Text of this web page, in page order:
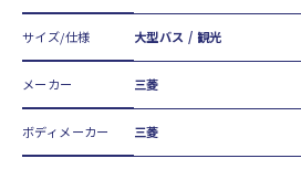
サイズ/仕様 大型バス / 観光
メーカー 三菱
ボディメーカー 三菱